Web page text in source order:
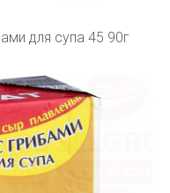
для супа 45 90г